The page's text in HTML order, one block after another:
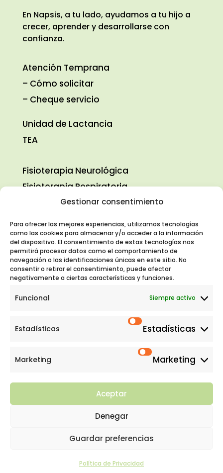
Gestionar consentimiento
Para ofrecer las mejores experiencias, utilizamos tecnologías
como las cookies para almacenar y/o acceder a la información
del dispositivo. El consentimiento de estas tecnologías nos
permitirá procesar datos como el comportamiento de
navegación o las identificaciones únicas en este sitio. No
consentir o retirar el consentimiento, puede afectar
negativamente a ciertas características y funciones.
Funcional Siempre activo
Estadísticas Estadísticas
Marketing Marketing
Aceptar
Denegar
Guardar preferencias
Política de Privacidad
En Napsis, a tu lado, ayudamos a tu hijo a
crecer, aprender y desarrollarse con
confianza.
Atención Temprana
– Cómo solicitar
– Cheque servicio
Unidad de Lactancia
TEA
Fisioterapia Neurológica
Fisioterapia Respiratoria
Fisioterapia Pediátrica
Terapia Ocupacional
Psicología
 C/ Valcarlos, 9 local 5. 28050 Madrid
 centronapsis@hotmail.com
Terapias Infantiles Napsis
Política de privacidad–Política de